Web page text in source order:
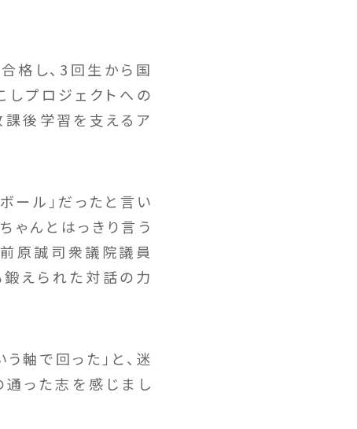
格し、3回生から国
プロジェクトへの
課後学習を支えるア
ール」だったと言い
ゃんとはっきり言う
前原誠司衆議院議員
えられた対話の力
軸で回った」と、迷
った志を感じまし